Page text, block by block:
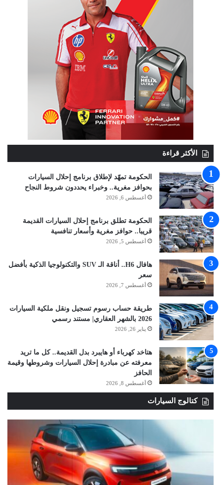
الأكثر قراءة
الحكومة تمهّد لإطلاق برنامج إحلال السيارات
بحوافز مغرية.. وخبراء يحددون شروط النجاح
أغسطس 6, 2026
الحكومة تطلق برنامج إحلال السيارات القديمة
قريبا.. حوافز مغرية وأسعار تنافسية
أغسطس 5, 2026
هافال H6.. أناقة الـ SUV والتكنولوجيا الذكية بأفضل
سعر
أغسطس 7, 2026
طريقة حساب رسوم تسجيل ونقل ملكية السيارات
2026 بالشهر العقاري| مستند رسمي
يناير 26, 2026
هتاخد كهرباء أو هايبرد بدل القديمة.. كل ما تريد
معرفته عن مبادرة إحلال السيارات وشروطها وقيمة
الحافز
أغسطس 8, 2026
كتالوج السيارات